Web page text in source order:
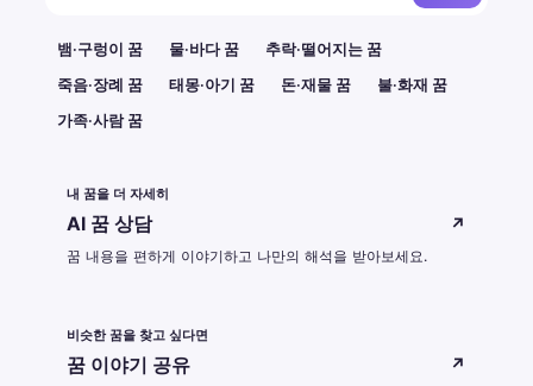
뱀·구렁이 꿈 물·바다 꿈
추락·떨어지는 꿈
죽음·장례 꿈
태몽·아기 꿈 돈·재물 꿈
불·화재 꿈
가족·사람 꿈
내 꿈을 더 자세히
AI 꿈 상담 ↗
꿈 내용을 편하게 이야기하고 나만의 해석을 받아보세요.
비슷한 꿈을 찾고 싶다면
꿈 이야기 공유 ↗